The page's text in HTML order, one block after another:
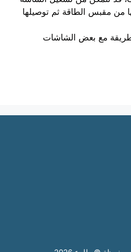
مقبس الطاقة ثم توصيلها
مع بعض الشاشات